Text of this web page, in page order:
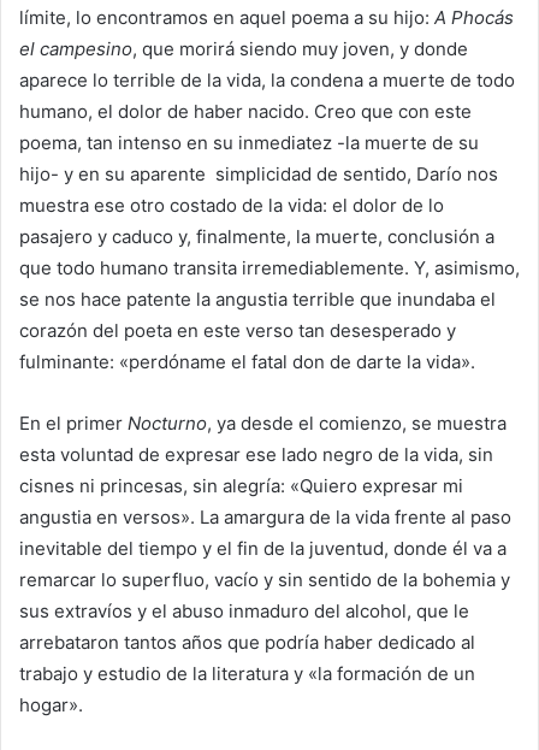
límite, lo encontramos en aquel poema a su hijo: A Phocás
el campesino, que morirá siendo muy joven, y donde
aparece lo terrible de la vida, la condena a muerte de todo
humano, el dolor de haber nacido. Creo que con este
poema, tan intenso en su inmediatez -la muerte de su
hijo- y en su aparente simplicidad de sentido, Darío nos
muestra ese otro costado de la vida: el dolor de lo
pasajero y caduco y, finalmente, la muerte, conclusión a
que todo humano transita irremediablemente. Y, asimismo,
se nos hace patente la angustia terrible que inundaba el
corazón del poeta en este verso tan desesperado y
fulminante: «perdóname el fatal don de darte la vida».
En el primer Nocturno, ya desde el comienzo, se muestra
esta voluntad de expresar ese lado negro de la vida, sin
cisnes ni princesas, sin alegría: «Quiero expresar mi
angustia en versos». La amargura de la vida frente al paso
inevitable del tiempo y el fin de la juventud, donde él va a
remarcar lo superfluo, vacío y sin sentido de la bohemia y
sus extravíos y el abuso inmaduro del alcohol, que le
arrebataron tantos años que podría haber dedicado al
trabajo y estudio de la literatura y «la formación de un
hogar».